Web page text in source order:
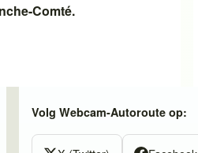
Comté.
Volg Webcam-Autoroute op: